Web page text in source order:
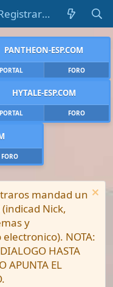
Registrarse
PANTHEON-ESP.COM
PORTAL FORO
HYTALE-ESP.COM
PORTAL FORO
FORO
mandad un
Nick,
y
NOTA:
HASTA
APUNTA EL